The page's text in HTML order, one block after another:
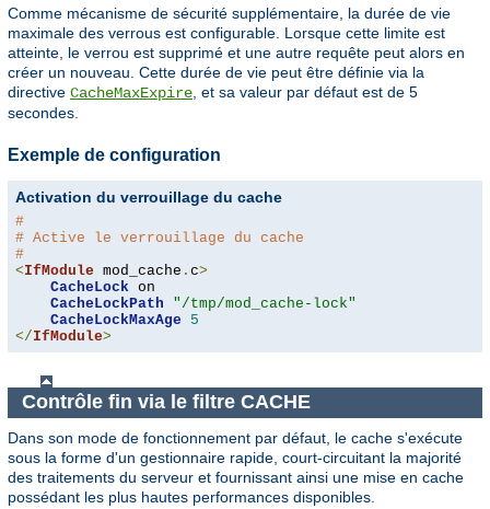
Comme mécanisme de sécurité supplémentaire, la durée de vie
maximale des verrous est configurable. Lorsque cette limite est
atteinte, le verrou est supprimé et une autre requête peut alors en
créer un nouveau. Cette durée de vie peut être définie via la
directive CacheMaxExpire , et sa valeur par défaut est de 5
secondes.
Exemple de configuration
Activation du verrouillage du cache
#
# Active le verrouillage du cache
#
<IfModule mod_cache . c>
CacheLock on
CacheLockPath
"/tmp/mod_cache-lock"
CacheLockMaxAge
5
</IfModule>
Contrôle fin via le filtre CACHE
Dans son mode de fonctionnement par défaut, le cache s'exécute
sous la forme d'un gestionnaire rapide, court-circuitant la majorité
des traitements du serveur et fournissant ainsi une mise en cache
possédant les plus hautes performances disponibles.